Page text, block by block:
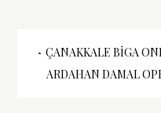
Yazı
ÇANAKKALE BIGA
ARDAHAN DAMAL